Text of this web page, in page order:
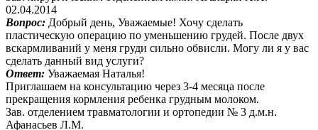
02.04.2014
Вопрос: Добрый день, Уважаемые! Хочу сделать
пластическую операцию по уменьшению грудей. После двух
вскармливаний у меня груди сильно обвисли. Могу ли я у вас
сделать данный вид услуги?
Ответ: Уважаемая Наталья!
Приглашаем на консультацию через 3-4 месяца после
прекращения кормления ребенка грудным молоком.
Зав. отделением травматологии и ортопедии № 3 д.м.н.
Афанасьев Л.М.